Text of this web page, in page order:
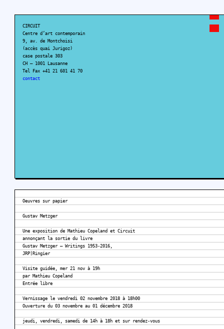
CIRCUIT
Centre d’art contemporain
9, av. de Montchoisi
(accès quai Jurigoz)
case postale 303
CH – 1001 Lausanne
Tel Fax +41 21 601 41 70
contact
Oeuvres sur papier
Gustav Metzger
Une exposition de Mathieu Copeland et Circuit
annonçant la sortie du livre
Gustav Metzger – Writings 1953-2016,
JRP|Ringier
Visite guidée, mer 21 nov à 19h
par Mathieu Copeland
Entrée libre
Vernissage le vendredi 02 novembre 2018 à 18h00
Ouverture du 03 novembre au 01 décembre 2018
jeudi, vendredi, samedi de 14h à 18h et sur rendez-vous